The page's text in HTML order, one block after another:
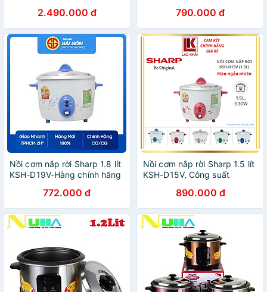
2.490.000 đ 790.000 đ
Nồi cơm nắp rời Sharp 1.8 lít
KSH-D19V-Hàng chính hãng
772.000 đ
Nồi cơm nắp rời Sharp 1.5 lít
KSH-D15V, Công suất
- Hàng chính hãng
890.000 đ